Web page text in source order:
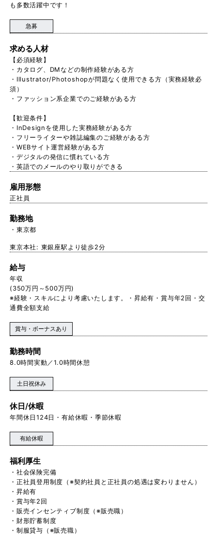
も多数活躍中です！
急募
求める人材
【必須経験】
・カタログ、DMなどの制作経験がある方
・Illustrator/Photoshopが問題なく使用できる方（実務経験必
須）
・ファッション系企業でのご経験がある方
【歓迎条件】
・InDesignを使用した実務経験がある方
・フリーライターや雑誌編集のご経験がある方
・WEBサイト運営経験がある方
・デジタルの発信に慣れている方
・英語でのメールのやり取りができる
雇用形態
正社員
勤務地
東京都
東京本社: 東銀座駅より徒歩2分
給与
年収
(350万円～500万円)
※経験・スキルにより考慮いたします。・昇給有・賞与年2回・交
通費全額支給
賞与・ボーナスあり
勤務時間
8.0時間実動／1.0時間休憩
土日祝休み
休日/休暇
年間休日124日・有給休暇・季節休暇
有給休暇
福利厚生
・社会保険完備
・正社員登用制度（※契約社員と正社員の処遇は変わりません）
・昇給有
・賞与年2回
・販売インセンティブ制度（※販売職）
・財形貯蓄制度
・制服貸与（※販売職）